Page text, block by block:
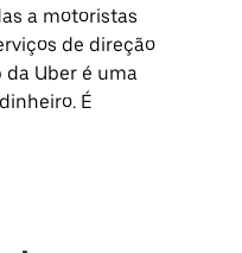
a motoristas
de direção
da Uber é uma
É